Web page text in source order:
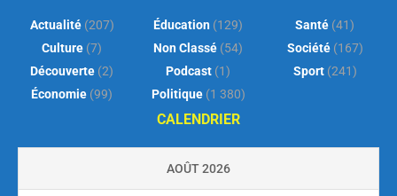
Actualité(207)
Culture (7)
Découverte (2)
Économie (99)
Éducation (129)
Non Classé (54)
Podcast (1)
Politique(1 380)
Santé (41)
Société(167)
Sport(241)
CALENDRIER
AOÛT 2026